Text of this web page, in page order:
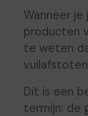
Wanneer
producten
te weten
Dit is een
termijn: de